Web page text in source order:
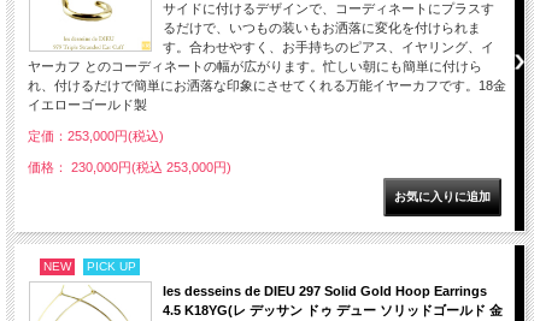
サイドに付けるデザインで、コーディネートにプラスす
るだけで、いつもの装いもお洒落に変化を付けられま
す。合わせやすく、お手持ちのピアス、イヤリング、イ
ヤーカフ とのコーディネートの幅が広がります。忙しい朝にも簡単に付けら
れ、付けるだけで簡単にお洒落な印象にさせてくれる万能イヤーカフです。18金
イエローゴールド製
定価：253,000円(税込)
価格： 230,000円(税込 253,000円)
NEW PICK UP
les desseins de DIEU 297 Solid Gold Hoop Earrings
4.5 K18YG(レ デッサン ドゥ デュー ソリッドゴールド 金